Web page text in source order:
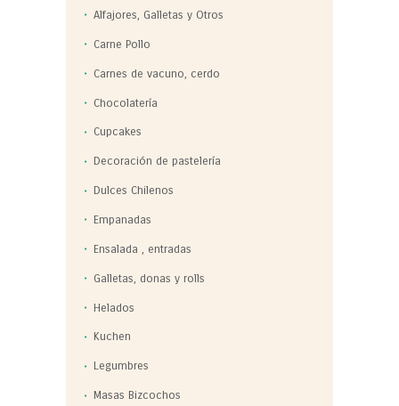
Alfajores, Galletas y Otros
Carne Pollo
Carnes de vacuno, cerdo
Chocolatería
Cupcakes
Decoración de pastelería
Dulces Chilenos
Empanadas
Ensalada , entradas
Galletas, donas y rolls
Helados
Kuchen
Legumbres
Masas Bizcochos